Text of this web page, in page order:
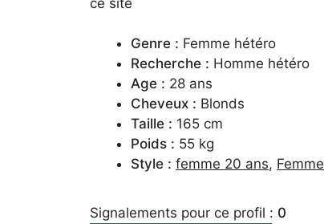
Genre : Femme hétéro
Recherche : Homme hétéro
Age : 28 ans
Cheveux : Blonds
Taille : 165 cm
Poids : 55 kg
Style : femme 20 ans, Femme
Signalements pour ce profil : 0